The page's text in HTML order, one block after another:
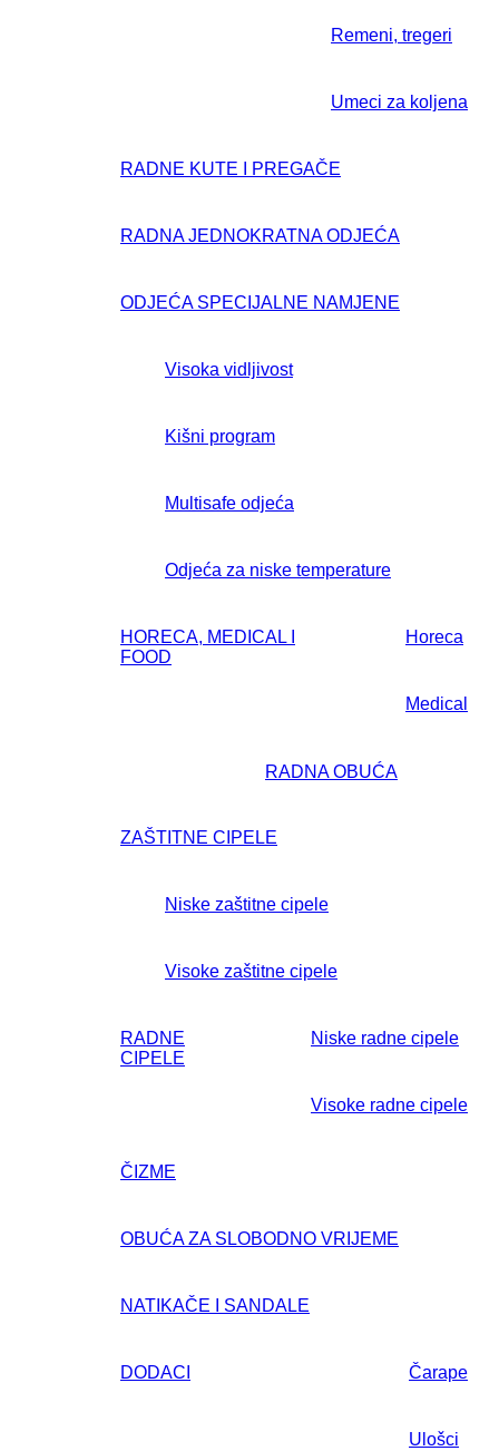
Remeni, tregeri
Umeci za koljena
RADNE KUTE I PREGAČE
RADNA JEDNOKRATNA ODJEĆA
ODJEĆA SPECIJALNE NAMJENE
Visoka vidljivost
Kišni program
Multisafe odjeća
Odjeća za niske temperature
HORECA, MEDICAL I
FOOD
Horeca
Medical
RADNA OBUĆA
ZAŠTITNE CIPELE
Niske zaštitne cipele
Visoke zaštitne cipele
RADNE
CIPELE
Niske radne cipele
Visoke radne cipele
ČIZME
OBUĆA ZA SLOBODNO VRIJEME
NATIKAČE I SANDALE
DODACI Čarape
Ulošci